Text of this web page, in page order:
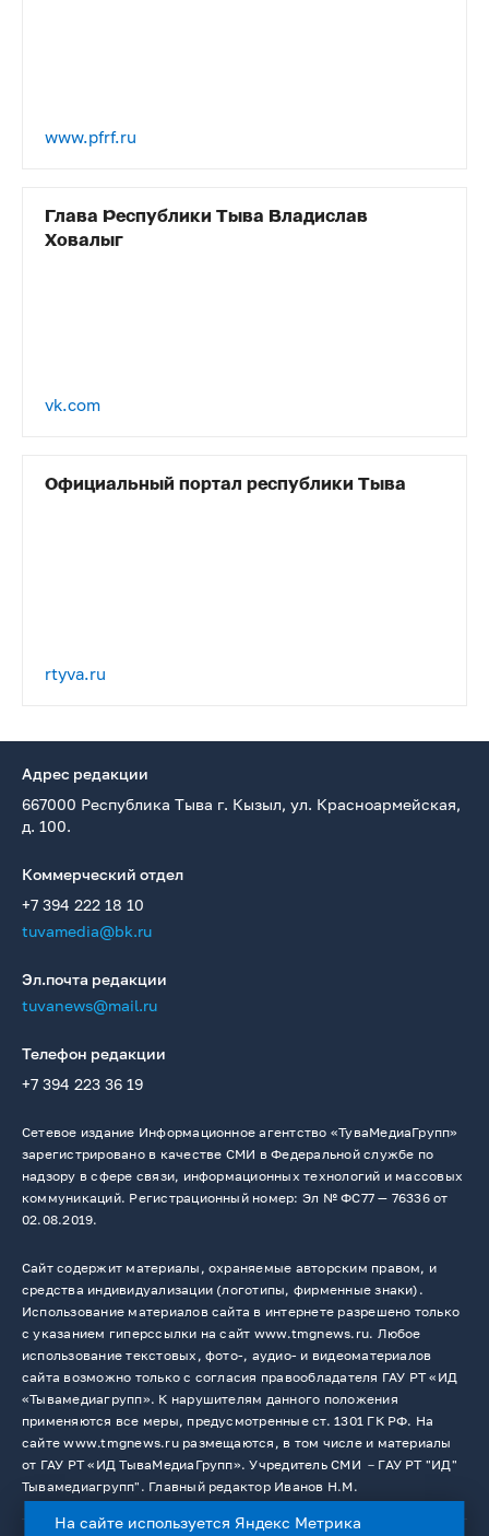
www.pfrf.ru
Глава Республики Тыва Владислав
Ховалыг
vk.com
Официальный портал республики Тыва
rtyva.ru
Адрес редакции
667000 Республика Тыва г. Кызыл, ул. Красноармейская,
д. 100.
Коммерческий отдел
+7 394 222 18 10
tuvamedia@bk.ru
Эл.почта редакции
tuvanews@mail.ru
Телефон редакции
+7 394 223 36 19
Сетевое издание Информационное агентство «ТуваМедиаГрупп»
зарегистрировано в качестве СМИ в Федеральной службе по
надзору в сфере связи, информационных технологий и массовых
коммуникаций. Регистрационный номер: Эл № ФС77 — 76336 от
02.08.2019.
Сайт содержит материалы, охраняемые авторским правом, и
средства индивидуализации (логотипы, фирменные знаки).
Использование материалов сайта в интернете разрешено только
с указанием гиперссылки на сайт www.tmgnews.ru. Любое
использование текстовых, фото-, аудио- и видеоматериалов
сайта возможно только с согласия правообладателя ГАУ РТ «ИД
«Тывамедиагрупп». К нарушителям данного положения
применяются все меры, предусмотренные ст. 1301 ГК РФ. На
сайте www.tmgnews.ru размещаются, в том числе и материалы
от ГАУ РТ «ИД ТываМедиаГрупп». Учредитель СМИ －ГАУ РТ "ИД"
Тывамедиагрупп". Главный редактор Иванов Н.М.
На сайте используется Яндекс Метрика